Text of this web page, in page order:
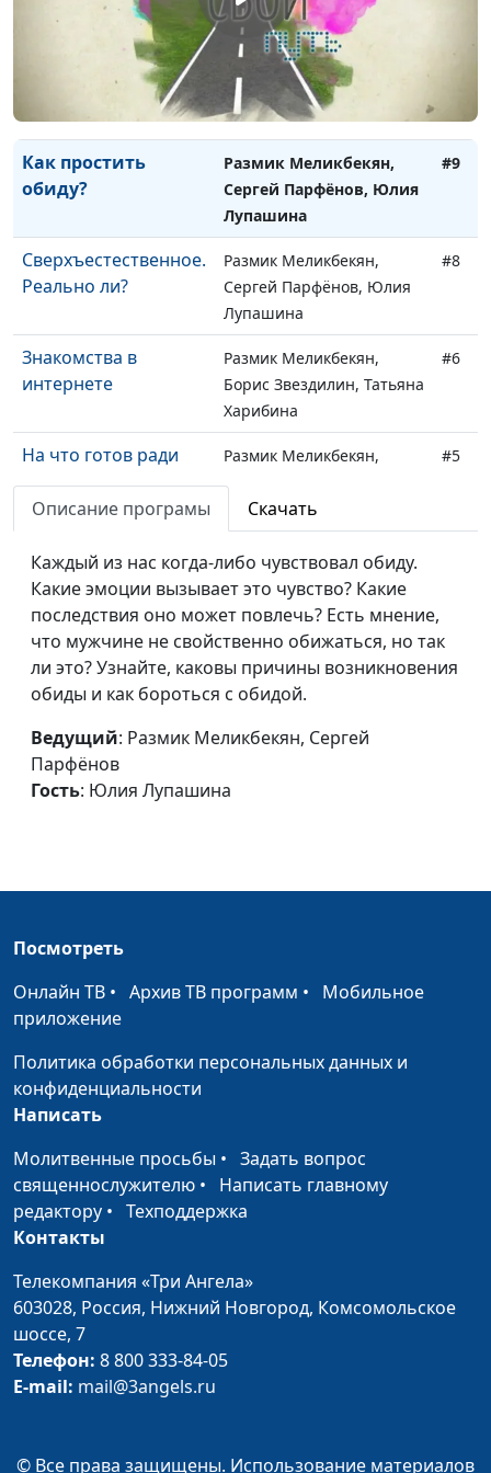
Симонян
Вера и служба в
Размик Меликбекян,
Сергей Парфёнов,
Алексей Мешков
Как простить
обиду?
Размик Меликбекян,
Сергей Парфёнов, Юлия
Лупашина
#9
Сверхъестественное.
Реально ли?
Размик Меликбекян,
Сергей Парфёнов, Юлия
Лупашина
#8
Знакомства в
интернете
Размик Меликбекян,
Борис Звездилин, Татьяна
Харибина
#6
На что готов ради
любви?
Размик Меликбекян,
Борис Звездилин, Михаил
Севастьянов
#5
Татуировки
Размик Меликбекян,
Борис Звездилин,
Виталий Киссер
Быть свободным
Размик Меликбекян,
Борис Звездилин,
Виталий Киссер
#3
Я отказался от
наркотиков
Размик Меликбекян,
Булаев
Описание програмы Скачать
Каждый из нас когда-либо чувствовал обиду.
Какие эмоции вызывает это чувство? Какие
последствия оно может повлечь? Есть мнение,
что мужчине не свойственно обижаться, но так
ли это? Узнайте, каковы причины возникновения
обиды и как бороться с обидой.
Ведущий: Размик Меликбекян, Сергей
Парфёнов
Гость: Юлия Лупашина
Посмотреть
Онлайн ТВ • Архив ТВ программ • Мобильное
приложение
Политика обработки персональных данных и
конфиденциальности
Написать
Молитвенные просьбы • Задать вопрос
священнослужителю • Написать главному
редактору • Техподдержка
Контакты
Телекомпания «Три Ангела»
603028, Россия, Нижний Новгород, Комсомольское
шоссе, 7
Телефон: 8 800 333-84-05
E-mail: mail@3angels.ru
© Все права защищены. Использование материалов